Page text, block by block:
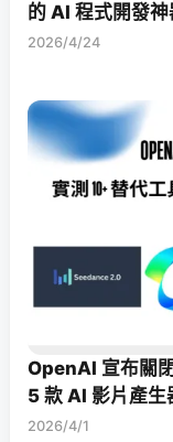
的 AI 程式開發神
2026/4/24
OpenAI 宣布關
5 款 AI 影片產生
2026/4/1